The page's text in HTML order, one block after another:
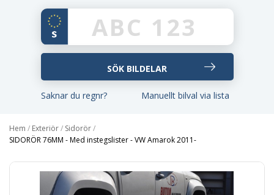
Saknar du regnr? Manuellt bilval via lista
Hem / Exteriör/ Sidorör/
SIDORÖR 76MM - Med instegslister - VW Amarok 2011-